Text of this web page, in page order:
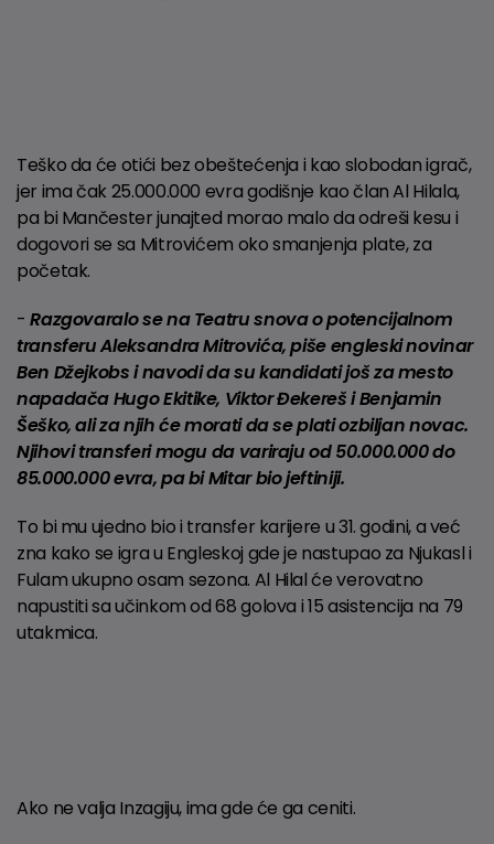
Teško da će otići bez obeštećenja i kao slobodan igrač,
jer ima čak 25.000.000 evra godišnje kao član Al Hilala,
pa bi Mančester junajted morao malo da odreši kesu i
dogovori se sa Mitrovićem oko smanjenja plate, za
početak.
-Razgovaralo se na Teatru snova o potencijalnom
transferu Aleksandra Mitrovića, piše engleski novinar
Ben Džejkobs i navodi da su kandidati još za mesto
napadača Hugo Ekitike, Viktor Đekereš i Benjamin
Šeško, ali za njih će morati da se plati ozbiljan novac.
Njihovi transferi mogu da variraju od 50.000.000 do
85.000.000 evra, pa bi Mitar bio jeftiniji.
To bi mu ujedno bio i transfer karijere u 31. godini, a već
zna kako se igra u Engleskoj gde je nastupao za Njukasl i
Fulam ukupno osam sezona. Al Hilal će verovatno
napustiti sa učinkom od 68 golova i 15 asistencija na 79
utakmica.
Ako ne valja Inzagiju, ima gde će ga ceniti.